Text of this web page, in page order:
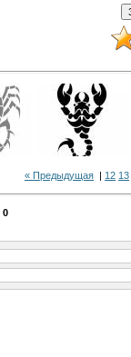
« Предыдущая | 12 13
0